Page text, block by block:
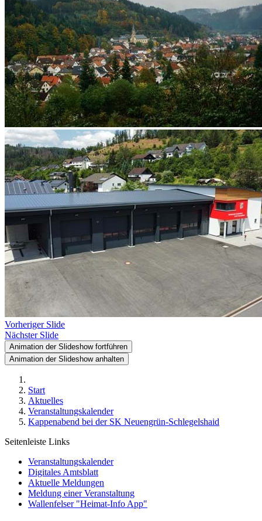
Vorheriger Slide
Nächster Slide
Animation der Slideshow fortführen
Animation der Slideshow anhalten
Start
Aktuelles
Veranstaltungskalender
Kappenabend bei der SK Neuengrün-Schlegelshaid
Seitenleiste Links
Veranstaltungskalender
Digitales Amtsblatt
Aktuelle Meldungen
Meldung einer Veranstaltung
Wallenfelser "Heimat-Info App"